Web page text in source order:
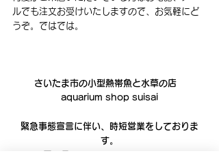
ルでも注文お受けいたしますので、お気軽にど
うぞ。ではでは。
さいたま市の小型熱帯魚と水草の店
aquarium shop suisai
緊急事態宣言に伴い、時短営業をしておりま
す。